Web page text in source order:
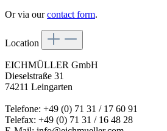
Or via ourcontact form.
Location
EICHMÜLLER GmbH
Dieselstraße 31
74211 Leingarten
Telefone: +49 (0) 71 31 / 17 60 91
Telefax: +49 (0) 71 31 / 16 48 28